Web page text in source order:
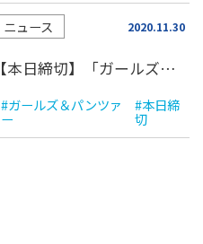
ニュース 2020.11.30
【本日締切】「ガールズ＆パンツァー」グッズの予約について
#ガールズ＆パンツァ
ー
#本日締
切